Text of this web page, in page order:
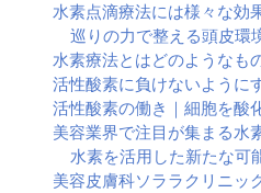
水素点滴療法には様々な効
巡りの力で整える頭皮環
水素療法とはどのようなも
活性酸素に負けないように
活性酸素の働き｜細胞を酸
美容業界で注目が集まる水
水素を活用した新たな可
美容皮膚科ソララクリニッ